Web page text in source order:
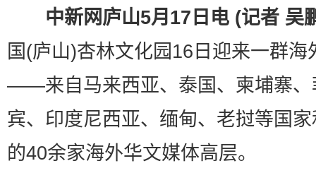
中新网庐山5月17日电 (记者 吴
国(庐山)杏林文化园16日迎来一群海
——来自马来西亚、泰国、柬埔寨、
宾、印度尼西亚、缅甸、老挝等国
的40余家海外华文媒体高层。